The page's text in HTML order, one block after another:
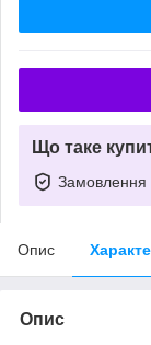
Що таке
Замовлення
Опис
Опис